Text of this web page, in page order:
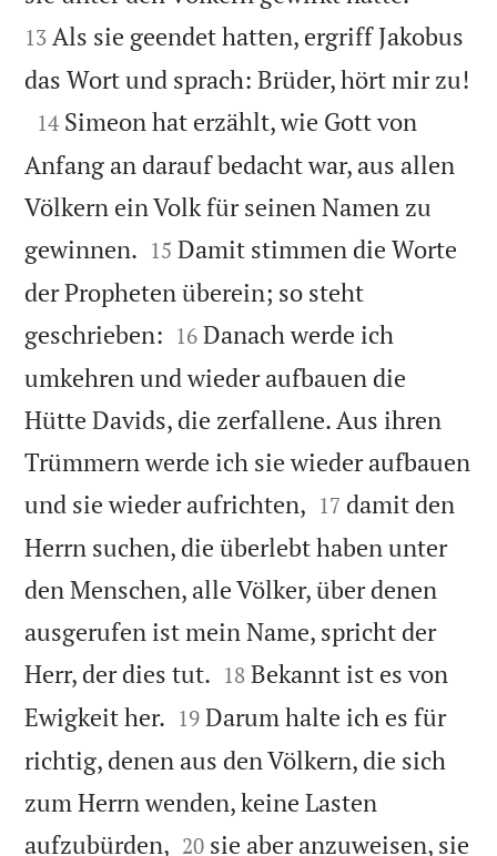
13 Als sie geendet hatten, ergriff Jakobus
das Wort und sprach: Brüder, hört mir zu!

14 Simeon hat erzählt, wie Gott von
Anfang an darauf bedacht war, aus allen
Völkern ein Volk für seinen Namen zu
gewinnen. 

15 Damit stimmen die Worte
der Propheten überein; so steht
geschrieben: 

16 Danach werde ich
umkehren und wieder aufbauen die
Hütte Davids, die zerfallene. Aus ihren
Trümmern werde ich sie wieder aufbauen
und sie wieder aufrichten, 

17 damit den
Herrn suchen, die überlebt haben unter
den Menschen, alle Völker, über denen
ausgerufen ist mein Name, spricht der
Herr, der dies tut. 

18 Bekannt ist es von
Ewigkeit her. 

19 Darum halte ich es für
richtig, denen aus den Völkern, die sich
zum Herrn wenden, keine Lasten
aufzubürden, 

20 sie aber anzuweisen, sie